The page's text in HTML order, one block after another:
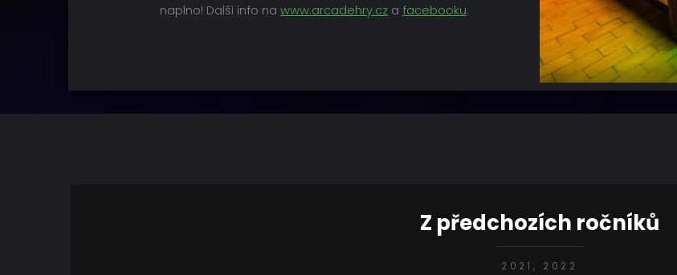
naplno! Další info na www.arcadehry.cza facebooku.
Z předchozích ročníků
2021, 2022